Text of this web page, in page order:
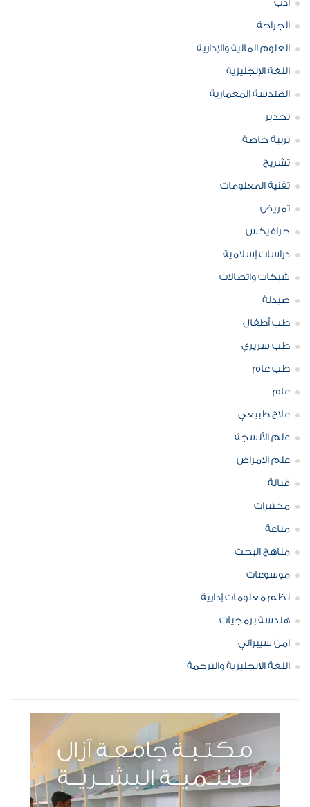
ادب
الجراحة
العلوم المالية والإدارية
اللغة الإنجليزية
الهندسة المعمارية
تخدير
تربية خاصة
تشريح
تقنية المعلومات
تمريض
جرافيكس
دراسات إسلامية
شبكات واتصالات
صيدلة
طب أطفال
طب سريري
طب عام
عام
علاج طبيعي
علم الأنسجة
علم الامراض
قبالة
مختبرات
مناعة
مناهج البحث
موسوعات
نظم معلومات إدارية
هندسة برمجيات
امن سيبراني
اللغة الانجليزية والترجمة